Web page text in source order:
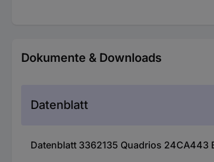
Dokumente & Downloads
Datenblatt
Datenblatt 3362135 Quadrios